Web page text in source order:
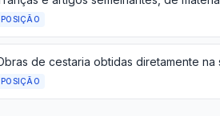
POSIÇÃO
POSIÇÃO